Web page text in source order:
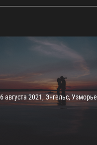
6 августа 2021, Энгельс, Узморье